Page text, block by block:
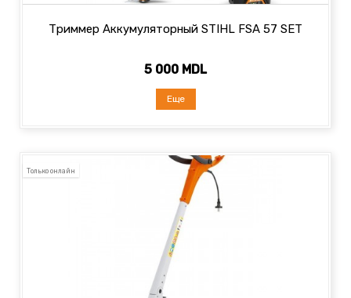
Триммер Аккумуляторный STIHL FSA 57 SET
5 000 MDL
Еще
Только онлайн